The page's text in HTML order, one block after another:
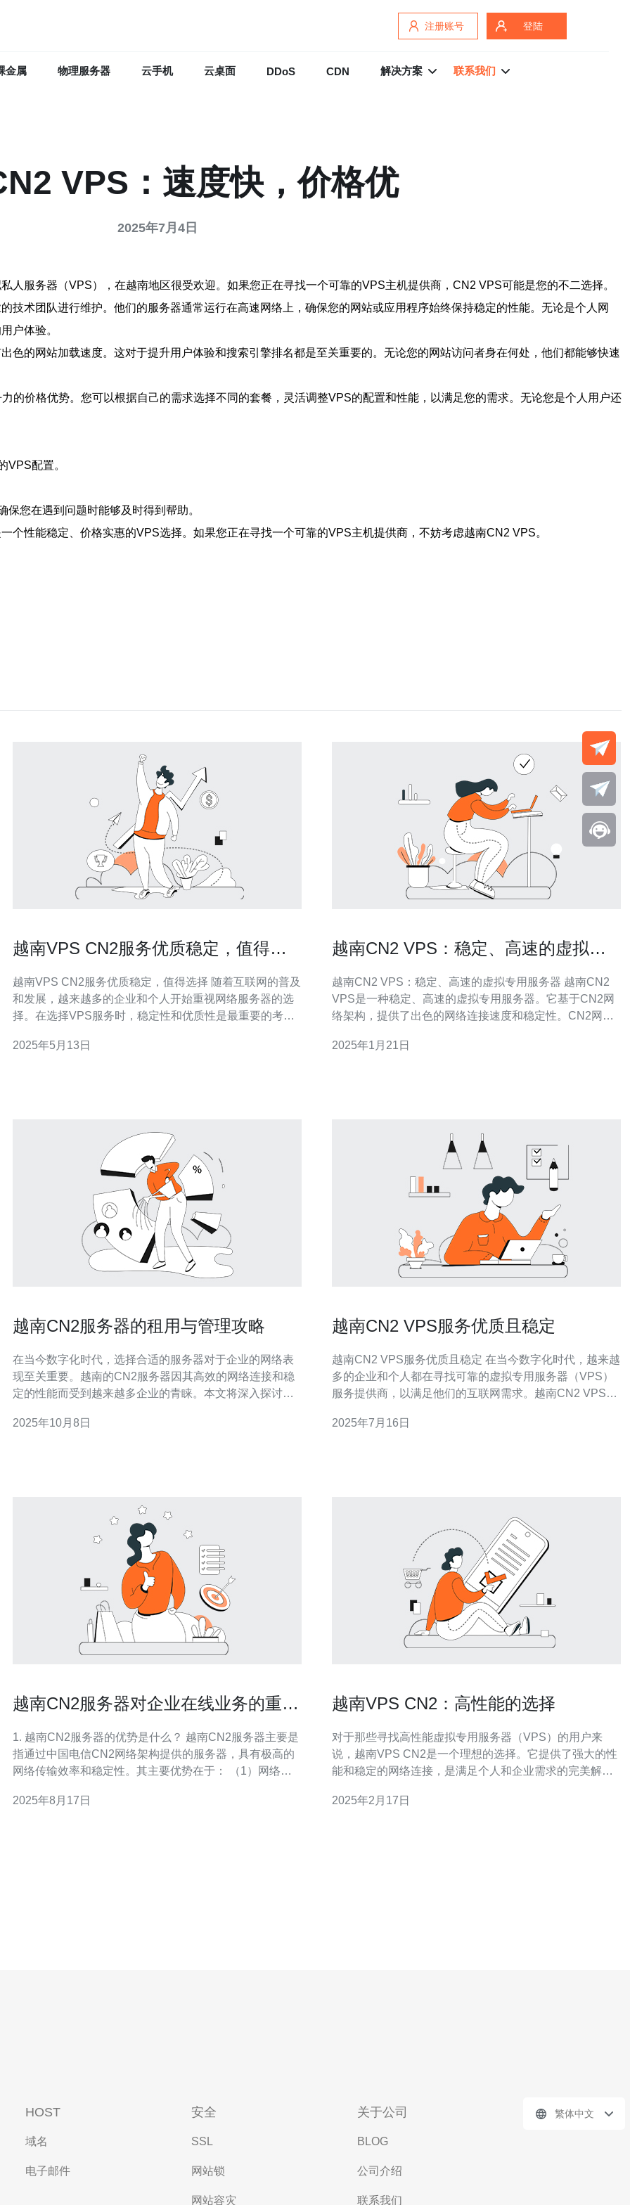
注册账号 登陆
金属 物理服务器 云手机 云桌面 DDoS CDN 解决方案 联系我们
VPS：速度快，价格优
2025年7月4日
人服务器（VPS），在越南地区很受欢迎。如果您正在寻找一个可靠的VPS主机提供商，CN2 VPS可能是您的不二选择。
技术团队进行维护。他们的服务器通常运行在高速网络上，确保您的网站或应用程序始终保持稳定的性能。无论是个人网
户体验。
色的网站加载速度。这对于提升用户体验和搜索引擎排名都是至关重要的。无论您的网站访问者身在何处，他们都能够快速
的价格优势。您可以根据自己的需求选择不同的套餐，灵活调整VPS的配置和性能，以满足您的需求。无论您是个人用户还
VPS配置。
您在遇到问题时能够及时得到帮助。
个性能稳定、价格实惠的VPS选择。如果您正在寻找一个可靠的VPS主机提供商，不妨考虑越南CN2 VPS。
越南VPS CN2服务优质稳定，值得选
越南VPS CN2服务优质稳定，值得选择 随着互联网的普及
和发展，越来越多的企业和个人开始重视网络服务器的选
择。在选择VPS服务时，稳定性和优质性是最重要的考虑
了众多用户的首选。 越南VPS CN2服务提供商注重服务器
2025年5月13日
越南CN2 VPS：稳定、高速的虚拟专
越南CN2 VPS：稳定、高速的虚拟专用服务器 越南CN2
VPS是一种稳定、高速的虚拟专用服务器。它基于CN2网
络架构，提供了出色的网络连接速度和稳定性。CN2网络
的带宽，能够满足用户对高速稳定连接的需求。 首先，越
2025年1月21日
越南CN2服务器的租用与管理攻略
在当今数字化时代，选择合适的服务器对于企业的网络表
现至关重要。越南的CN2服务器因其高效的网络连接和稳
定的性能而受到越来越多企业的青睐。本文将深入探讨越
服务器时做出明智的决策。 越南CN2服务器的优势是什
2025年10月8日
越南CN2 VPS服务优质且稳定
越南CN2 VPS服务优质且稳定 在当今数字化时代，越来越
多的企业和个人都在寻找可靠的虚拟专用服务器（VPS）
服务提供商，以满足他们的互联网需求。越南CN2 VPS服
CN2 VPS服务提供商拥有先进的硬件设施和高速网络连
2025年7月16日
越南CN2服务器对企业在线业务的重要
1. 越南CN2服务器的优势是什么？ 越南CN2服务器主要是
指通过中国电信CN2网络架构提供的服务器，具有极高的
网络传输效率和稳定性。其主要优势在于： （1）网络稳
拥堵，确保数据传输的顺畅。 （2）低延迟： CN2服务器
2025年8月17日
越南VPS CN2：高性能的选择
对于那些寻找高性能虚拟专用服务器（VPS）的用户来
说，越南VPS CN2是一个理想的选择。它提供了强大的性
能和稳定的网络连接，是满足个人和企业需求的完美解决
越南VPS CN2采用中国电信的CN2网络，具有出色的网络
2025年2月17日
HOST
域名
电子邮件
安全
SSL
网站锁
网站容灾
关于公司
BLOG
公司介绍
联系我们
繁体中文